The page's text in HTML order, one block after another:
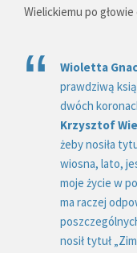
Wielickiemu po
Wioletta
prawdziwą
dwóch
Krzysztof
żeby nosiła
wiosna, lato,
moje życie w
ma raczej
nosił tytuł